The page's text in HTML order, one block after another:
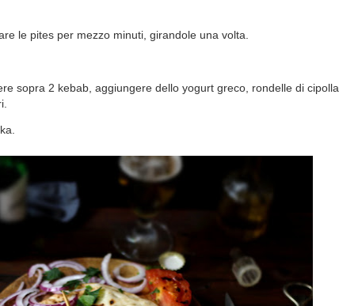
le pites per mezzo minuti, girandole una volta.
sopra 2 kebab, aggiungere dello yogurt greco, rondelle di cipolla,